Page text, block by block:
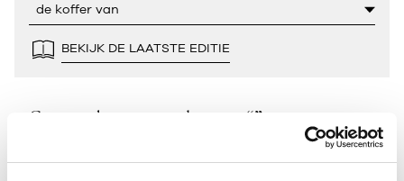
BEKIJK DE LAATSTE EDITIE
Geen resultaten gevonden voor “”.